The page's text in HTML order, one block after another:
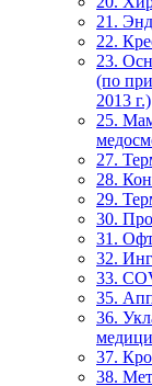
21.
22.
23.
(по
2013 г.)
25.
27.
28.
29.
30.
31.
32.
33.
35.
36.
37.
38.